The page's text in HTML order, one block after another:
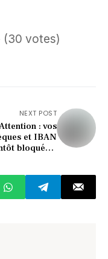
votes)
NEXT POST
: vos
et IBAN
bloqués ?